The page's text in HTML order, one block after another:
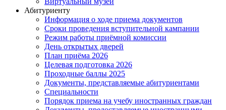
Абитуриенту
Информация о ходе приема документов
Сроки проведения вступительной кампании
Режим работы приёмной комиссии
День открытых дверей
План приёма 2026
Целевая подготовка 2026
Проходные баллы 2025
Документы, представляемые абитуриентами
Специальности
Порядок приема на учебу иностранных граждан